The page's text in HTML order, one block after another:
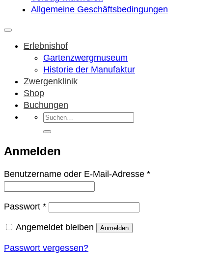
Allgemeine Geschäftsbedingungen
Erlebnishof
Gartenzwergmuseum
Historie der Manufaktur
Zwergenklinik
Shop
Buchungen
Suchen
nach:
Anmelden
Benutzername oder E-Mail-Adresse *Erforderlich
Passwort *Erforderlich
Angemeldet bleiben Anmelden
Passwort vergessen?